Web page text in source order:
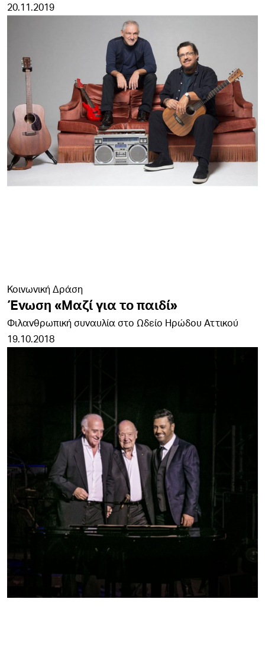
20.11.2019
Κοινωνική Δράση
Ένωση «Μαζί για το παιδί»
Φιλανθρωπική συναυλία στο Ωδείο Ηρώδου Αττικού
19.10.2018